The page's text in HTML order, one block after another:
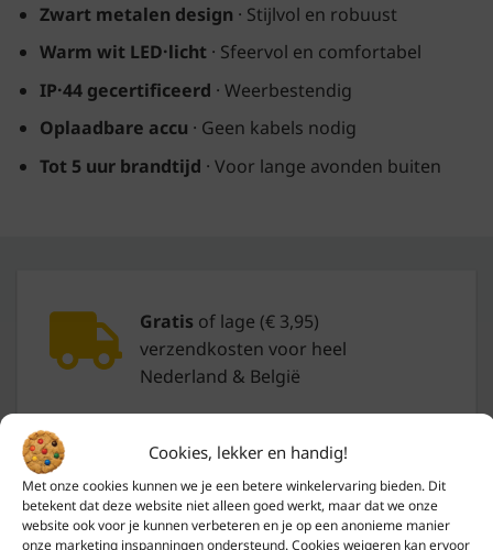
Cookies, lekker en handig!
Met onze cookies kunnen we je een betere winkelervaring bieden. Dit
betekent dat deze website niet alleen goed werkt, maar dat we onze
website ook voor je kunnen verbeteren en je op een anonieme manier
onze marketing inspanningen ondersteund. Cookies weigeren kan ervoor
Zwart metalen design · Stijlvol en robuust
Warm wit LED·licht· Sfeervol en comfortabel
IP·44 gecertificeerd · Weerbestendig
Oplaadbare accu · Geen kabels nodig
Tot 5 uur brandtijd · Voor lange avonden buiten
Gratis of lage (€ 3,95)
verzendkosten voor heel
Nederland & België
Binnen 24 uurverzonden
tijdens werkdagen